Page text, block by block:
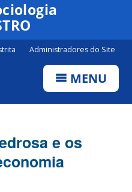
Canais
Administradores do Site
MENU
e os